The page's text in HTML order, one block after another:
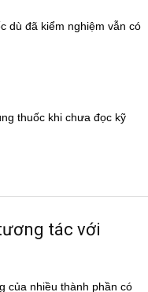
dù đã kiểm nghiệm vẫn có
thuốc khi chưa đọc kỹ
tác với
của nhiều thành phần có